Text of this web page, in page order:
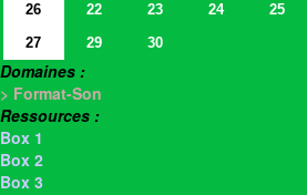
26
22 23 24 25
27
29 30
Domaines :
> Format-Son
Ressources :
Box 1
Box 2
Box 3